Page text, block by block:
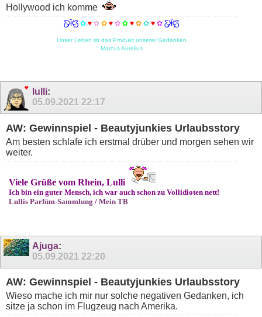
Hollywood ich komme
Ƹ̵̡Ӝ̵̨̄Ʒ ✿♥✿ ✿ ♥✿✿♥✿✿♥✿Ƹ̵̡Ӝ̵̨̄Ʒ
Unser Leben ist das Produkt unserer Gedanken
Marcus Aurelius
lulli:
05.09.2021 22:17
AW: Gewinnspiel - Beautyjunkies Urlaubsstory
Am besten schlafe ich erstmal drüber und morgen sehen wir
weiter.
Viele Grüße vom Rhein, Lulli
Ich bin ein guter Mensch, ich war auch schon zu Vollidioten nett!
Lullis Parfüm-Sammlung / Mein TB
Ajuga:
05.09.2021 22:20
AW: Gewinnspiel - Beautyjunkies Urlaubsstory
Wieso mache ich mir nur solche negativen Gedanken, ich
sitze ja schon im Flugzeug nach Amerika.